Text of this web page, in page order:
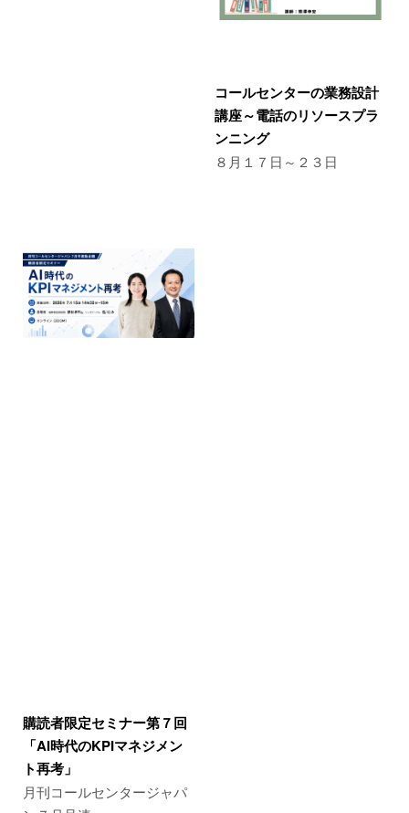
購読者限定セミナー第７回
「AI時代のKPIマネジメン
ト再考」
月刊コールセンタージャパ
コールセンターの業務設計
講座～電話のリソースプラ
ンニング
８月１７日～２３日